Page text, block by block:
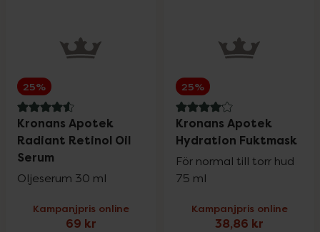
25%
4.6 av 5 i omdöme
Kronans Apotek
Radiant Retinol Oil
Serum
Oljeserum 30 ml
Kampanjpris online
69 kr
25%
4.1 av 5 i omdöme
Kronans Apotek
Hydration Fuktmask
För normal till torr hud
75 ml
Kampanjpris online
38,86 kr